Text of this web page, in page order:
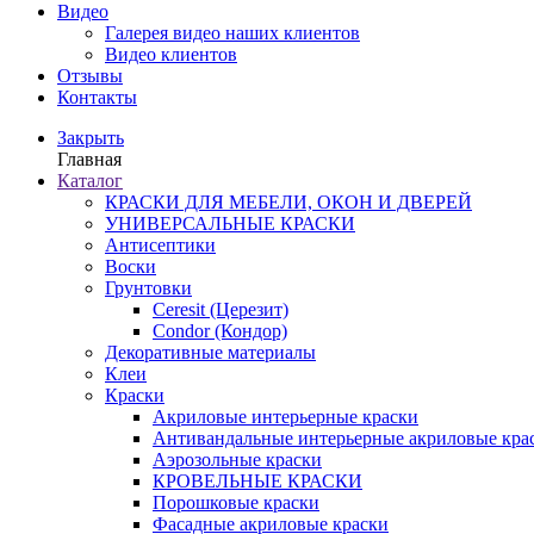
Видео
Галерея видео наших клиентов
Видео клиентов
Отзывы
Контакты
Закрыть
Главная
Каталог
КРАСКИ ДЛЯ МЕБЕЛИ, ОКОН И ДВЕРЕЙ
УНИВЕРСАЛЬНЫЕ КРАСКИ
Антисептики
Воски
Грунтовки
Ceresit (Церезит)
Condor (Кондор)
Декоративные материалы
Клеи
Краски
Акриловые интерьерные краски
Антивандальные интерьерные акриловые
Аэрозольные краски
КРОВЕЛЬНЫЕ КРАСКИ
Порошковые краски
Фасадные акриловые краски